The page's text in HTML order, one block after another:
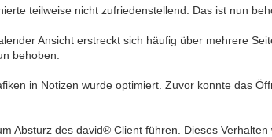
teilweise nicht zufriedenstellend. Das ist nun
Ansicht erstreckt sich häufig über mehrere
behoben.
in Notizen wurde optimiert. Zuvor konnte das
Absturz des david® Client führen. Dieses Verhalten